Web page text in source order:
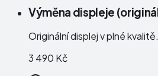
Výměna displeje
Originální displej v plné
3 490 Kč